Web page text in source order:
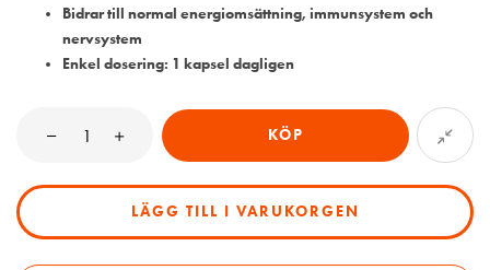
Bidrar till normal energiomsättning, immunsystem och
nervsystem
Enkel dosering: 1 kapsel dagligen
KÖP
LÄGG TILL I VARUKORGEN